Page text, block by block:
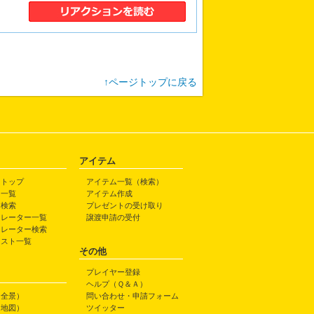
↑ページトップに戻る
ップ
覧
索
ーター一覧
ーター検索
ト一覧
景）
図）
アイテム
アイテム一覧（検索）
アイテム作成
プレゼントの受け取り
譲渡申請の受付
その他
プレイヤー登録
ヘルプ（Ｑ＆Ａ）
問い合わせ・申請フォーム
ツイッター